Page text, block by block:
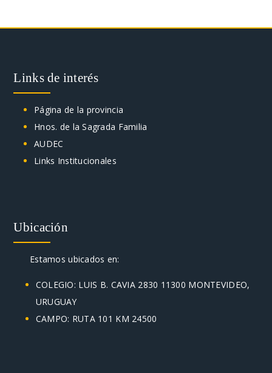
Links de interés
Página de la provincia
Hnos. de la Sagrada Familia
AUDEC
Links Institucionales
Ubicación
Estamos ubicados en:
COLEGIO: LUIS B. CAVIA 2830 11300 MONTEVIDEO,
URUGUAY
CAMPO: RUTA 101 KM 24500